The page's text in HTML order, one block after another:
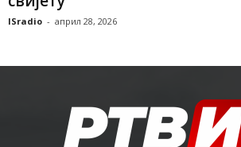
ISradio - април 28, 2026